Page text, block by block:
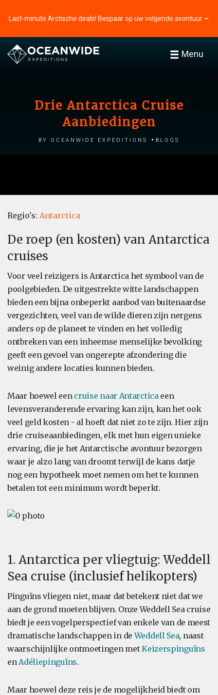
Last-minute Arctische deals! Bespaar op uw volgende avontuur ⭢
Menu
Drie Antarctica Cruise
Aanbiedingen
by Oceanwide Expeditions Blogs
Regio's: Antarctica
De roep (en kosten) van Antarctica
cruises
Voor veel reizigers is Antarctica het symbool van de
poolgebieden. De uitgestrekte witte landschappen
bieden een bijna onbeperkt aanbod van buitenaardse
vergezichten, veel van de wilde dieren zijn nergens
anders op de planeet te vinden en het volledig
ontbreken van een inheemse menselijke bevolking
geeft een gevoel van ongerepte afzondering die
weinig andere locaties kunnen bieden.
Maar hoewel een cruise naar Antarcticaeen
levensveranderende ervaring kan zijn, kan het ook
veel geld kosten - al hoeft dat niet zo te zijn. Hier zijn
drie cruiseaanbiedingen, elk met hun eigen unieke
ervaring, die je het Antarctische avontuur bezorgen
waar je alzo lang van droomt terwijl de kans datje
nog een hypotheek moet nemen om het te kunnen
betalen tot een minimum wordt beperkt.
1. Antarctica per vliegtuig: Weddell
Sea cruise (inclusief helikopters)
Pinguïns vliegen niet, maar dat betekent niet dat we
aan de grond moeten blijven. Onze Weddell Sea cruise
biedt je een vogelperspectief van enkele van de meest
dramatische landschappen in deWeddell Sea, naast
waarschijnlijke ontmoetingen metKeizerspinguïns
enAdéliepinguïns.
Maar hoewel deze reis je de mogelijkheid biedt om